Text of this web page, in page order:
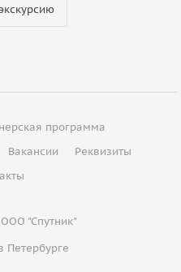
программа
Вакансии
Реквизиты
ООО "Спутник"
Петербурге